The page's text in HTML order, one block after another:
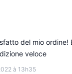
à 13h35
del mio ordine!
veloce